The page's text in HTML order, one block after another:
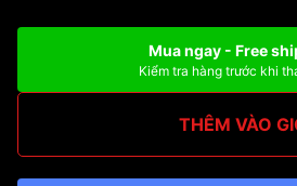
Mua ngay - Free
Kiểm tra hàng trước khi
THÊM VÀO